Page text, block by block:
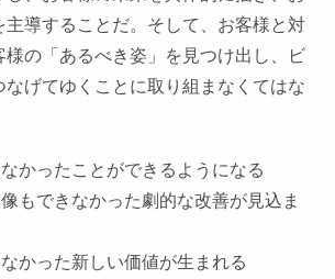
主導することだ。そして、お客様と対
様の「あるべき姿」を見つけ出し、ビ
なげてゆくことに取り組まなくてはな
かったことができるようになる
もできなかった劇的な改善が見込ま
かった新しい価値が生まれる